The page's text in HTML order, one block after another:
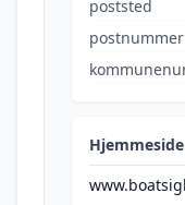
poststed
postnummer
Hjemmeside